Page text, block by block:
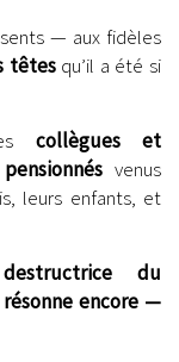
— aux fidèles
têtesqu’il a été si
collègues et
pensionnés venus
leurs enfants, et
du
encore —